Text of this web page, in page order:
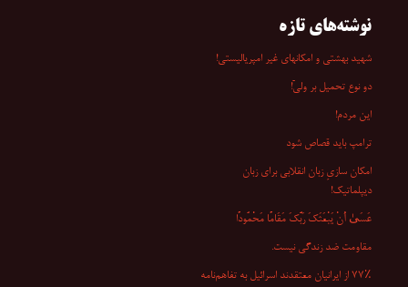
نوشته‌های تازه
شهید بهشتی و امکانهای غیر امپریالیستی!
دو نوع تحمیل بر ولیّ!
این مردم!
ترامپ باید قصاص شود
امکان سازیِ زبان انقلابی برای زبان
دیپلماتیک!
عَسَىٰ أَنْ یَبْعَثَکَ رَبُّکَ مَقَامًا مَحْمُودًا
مقاومت ضد زندگی نیست.
۷۷٪ از ایرانیان معتقدند اسرائیل به تفاهم‌نامه